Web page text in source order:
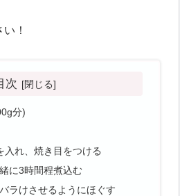
！
次
分)
入れ、焼き目をつける
に3時間程煮込む
ラけさせるようにほぐす